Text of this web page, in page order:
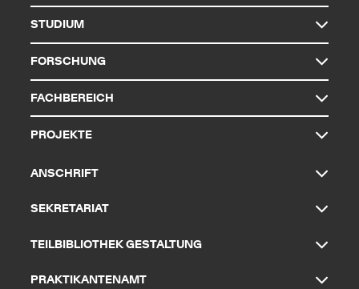
STUDIUM
FORSCHUNG
FACHBEREICH
PROJEKTE
ANSCHRIFT
SEKRETARIAT
TEILBIBLIOTHEK GESTALTUNG
PRAKTIKANTENAMT